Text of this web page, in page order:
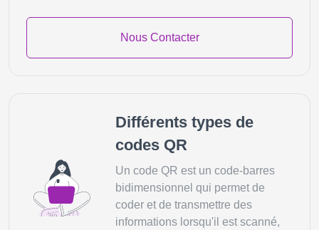
Nous Contacter
Différents types de
codes QR
Un code QR est un code-barres
bidimensionnel qui permet de
coder et de transmettre des
informations lorsqu'il est scanné,